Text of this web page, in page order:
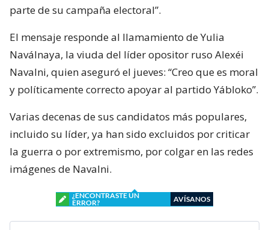
parte de su campaña electoral”.
El mensaje responde al llamamiento de Yulia
Naválnaya, la viuda del líder opositor ruso Alexéi
Navalni, quien aseguró el jueves: “Creo que es moral
y políticamente correcto apoyar al partido Yábloko”.
Varias decenas de sus candidatos más populares,
incluido su líder, ya han sido excluidos por criticar
la guerra o por extremismo, por colgar en las redes
imágenes de Navalni.
¿ENCONTRASTE UN
ERROR?
AVÍSANOS